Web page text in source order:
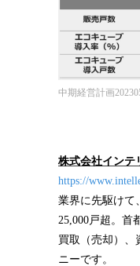
中期経営計画
株式会社インテ
https://
業界に先駆けて
25,000戸超。首
買取（売却）、
ニーです。